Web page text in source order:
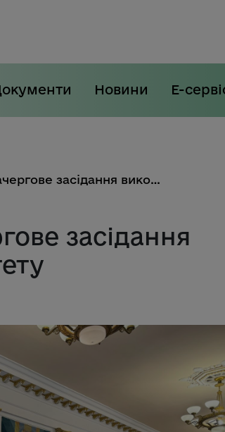
Новини Е-
Відбулося позачергове засідання виконавчого комітету
засідання